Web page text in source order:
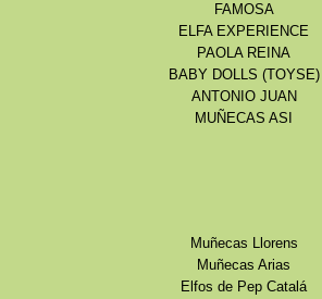
FAMOSA
ELFA EXPERIENCE
PAOLA REINA
BABY DOLLS (TOYSE)
ANTONIO JUAN
MUÑECAS ASI
Muñecas Llorens
Muñecas Arias
Elfos de Pep Catalá